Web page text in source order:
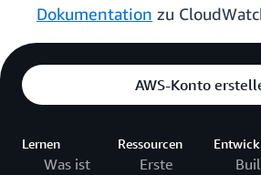
Dokumentation zu
AWS-Konto
Lernen
Was ist
Ressourcen
Erste